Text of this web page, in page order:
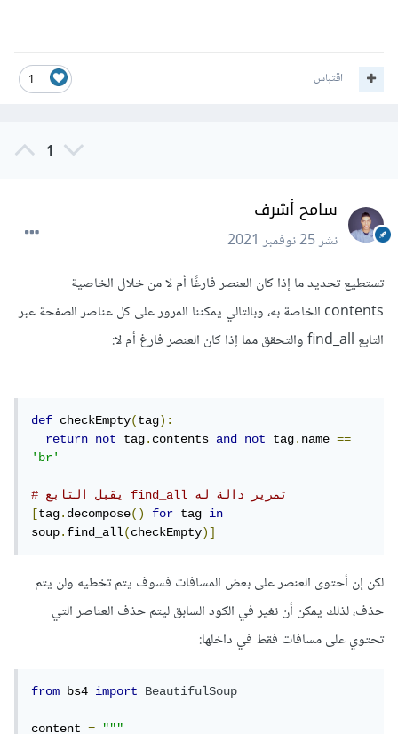
1 اقتباس
1
سامح أشرف
نشر25 نوفمبر 2021
تستطيع تحديد ما إذا كان العنصر فارغًا أم لا من خلال الخاصية
contents الخاصة به، وبالتالي يمكننا المرور على كل عناصر الصفحة عبر
التابع find_all والتحقق مما إذا كان العنصر فارغ أم لا:
def checkEmpty(tag):
return
not tag.contents and not tag.name ==
'br'
# يقبل التابع find_all تمرير دالة له
[tag.decompose() for tag in
soup.find_all(checkEmpty)]
لكن إن أحتوى العنصر على بعض المسافات فسوف يتم تخطيه ولن يتم
حذف، لذلك يمكن أن نغير في الكود السابق ليتم حذف العناصر التي
تحتوي على مسافات فقط في داخلها:
from bs4 import BeautifulSoup
content = """